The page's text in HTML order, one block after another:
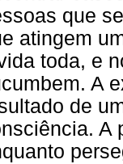
que
atingem
toda, e
A
de
A